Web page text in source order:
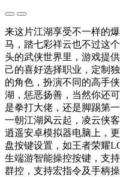
来这片江湖享受不一样的
马，踏七彩祥云也不过这
头的武侠世界里，游戏提
己的喜好选择职业，定制
的角色，扮演不同的高手
湖，惩恶扬善，当然你还
是拳打大佬，还是脚踢第
一朝江湖风云起，凌云侠客
逍遥安卓模拟器电脑上，
盘按键设置，如王者荣耀
生端游智能操控按键，支
群控，支持宏指令及手柄